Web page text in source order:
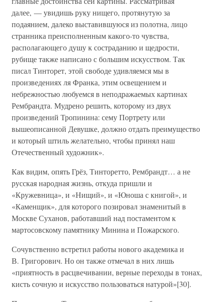
далее, — увидишь руку нищего, протянутую за
подаянием, далеко выставившуюся из полотна, лицо
странника преисполненным какого-то чувства,
располагающего душу к состраданию и щедрости,
рубище также написано с большим искусством. Так
писал Тинторет, этой свободе удивляемся мы в
произведениях ля Франка, этим освещением и
небрежностью любуемся в неподражаемых картинах
Рембрандта. Мудрено решить, которому из двух
произведений Тропинина: сему Портрету или
вышеописанной Девушке, должно отдать преимущество
и который штиль желательно, чтобы принял наш
Отечественный художник».
Как видим, опять Грёз, Тинторетто, Рембрандт… а не
русская народная жизнь, откуда пришли и
«Кружевница», и «Нищий», и «Юноша с книгой», и
«Каменщик», для которого позировал знаменитый в
Москве Суханов, работавший над постаментом к
мартосовскому памятнику Минина и Пожарского.
Сочувственно встретил работы нового академика и
В. Григорович. Но он также отмечал в них лишь
«приятность в расцвечивании, верные переходы в тонах,
кисть сочную и искусство пользоваться натурой»[30].